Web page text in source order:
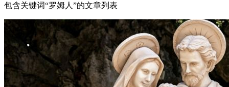
包含关键词“罗姆人”的文章列表